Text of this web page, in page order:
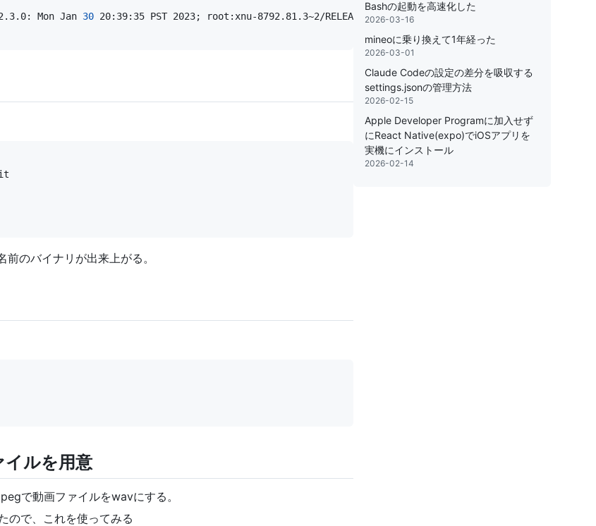
Mon Jan 30 20:39:35 PST 2023; root:xnu-8792.81.3~2/RELEASE_ARM64_T8103 x86_64
のバイナリが出来上がる。
ルを用意
で動画ファイルをwavにする。
ので、これを使ってみる
Bashの起動を高速化した
2026-03-16
mineoに乗り換えて1年経った
2026-03-01
Claude Codeの設定の差分を吸収する
settings.jsonの管理方法
2026-02-15
Apple Developer Programに加入せず
にReact Native(expo)でiOSアプリを
実機にインストール
2026-02-14